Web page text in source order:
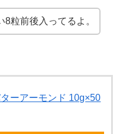
粒前後入ってるよ。
ーアーモンド 10g×50